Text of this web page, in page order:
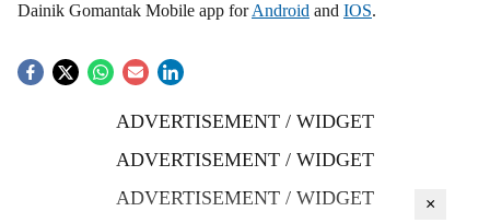
Dainik Gomantak Mobile app forAndroid and IOS.
ADVERTISEMENT / WIDGET
ADVERTISEMENT / WIDGET
ADVERTISEMENT / WIDGET
×